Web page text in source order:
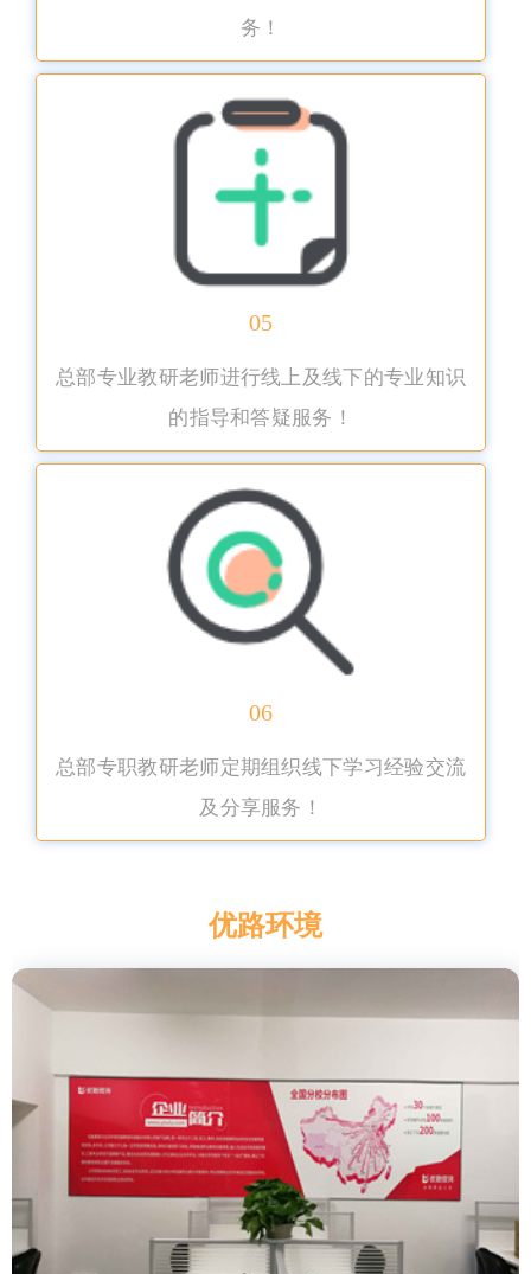
务！
05
总部专业教研老师进行线上及线下的专业知识
的指导和答疑服务！
06
总部专职教研老师定期组织线下学习经验交流
及分享服务！
优路环境